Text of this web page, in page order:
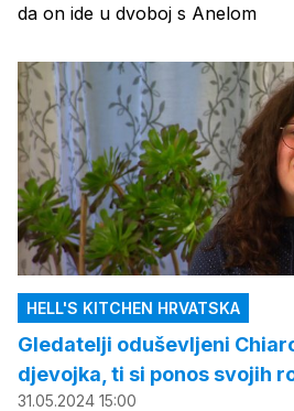
da on ide u dvoboj s Anelom
HELL'S KITCHEN HRVATSKA
Gledatelji oduševljeni
djevojka, ti si ponos svojih
31.05.2024 15:00